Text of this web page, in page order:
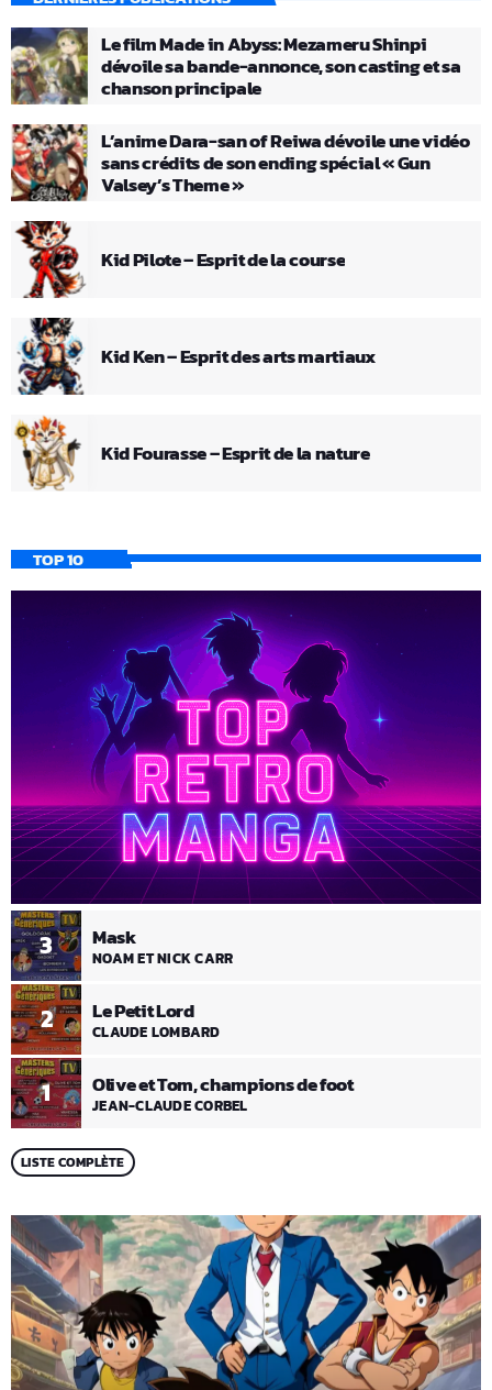
Le film Made in Abyss: Mezameru Shinpi
dévoile sa bande-annonce, son casting et sa
chanson principale
L’anime Dara-san of Reiwa dévoile une vidéo
sans crédits de son ending spécial « Gun
Valsey’s Theme »
Kid Pilote – Esprit de la course
Kid Ken – Esprit des arts martiaux
Kid Fourasse – Esprit de la nature
TOP 10
1 Olive et Tom, champions de foot
JEAN-CLAUDE CORBEL
2 Le Petit Lord
CLAUDE LOMBARD
3 Mask
NOAM ET NICK CARR
LISTE COMPLÈTE